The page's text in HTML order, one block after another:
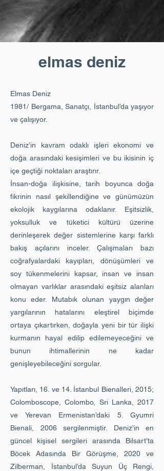
elmas deniz
Elmas Deniz
1981/ Bergama, Sanatçı, İstanbul’da yaşıyor
ve çalışıyor.
Deniz’in kavram odaklı işleri ekonomi ve
doğa arasındaki kesişimleri ve bu ikisinin iç
içe geçtiği noktaları araştırır.
İnsan-doğa ilişkisine, tarih boyunca doğa
fikrinin nasıl şekillendiğine ve günümüzün
ekolojik kaygılarına odaklanır. Eşitsizlik,
yoksulluk ve tüketici kültürü üzerine
derinleşerek değer sistemlerine karşı farklı
bakış açılarını inceler. Çalışmaları bazı
coğrafyalardaki kayıpları, dönüşümleri ve
soy tükenmelerini kapsar, insan ve insan
olmayan varlıklar arasındaki eşitsiz alanları
konu eder. Mutabık olunan yaygın değer
yargılarının hatalarını eleştirel biçimde
ortaya çıkartırken, doğayla yeni bir tür ilişki
kurmanın hayal edilip edilemeyeceğini ve
bunun ihtimallerinin ne kadar
genişleyebileceğini sorgular.
Yapıtları, 16. ve 14. İstanbul Bienalleri, 2015;
Colomboscope, Colombo, Sri Lanka, 2017
ve Yerevan Ermenistan’daki 5. Gyumri
Bienali, 2006 sergilenmiştir. Deniz’in en
güncel kişisel sergileri arasında Bilsart’ta
Böcek Adasında Bir Görüşme, 2020 ve
Zilberman, İstanbul’da Suyun Üç Rengi,